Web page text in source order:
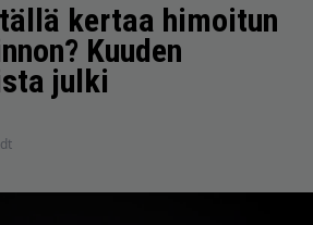
kertaa himoitun
Kuuden
julki